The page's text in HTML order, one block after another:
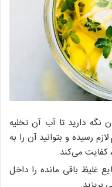
نگه دارید تا آب آن تخلیه
رسیده و بتوانید آن را به
کفایت می‌کند.
غلیظ باقی مانده را داخل